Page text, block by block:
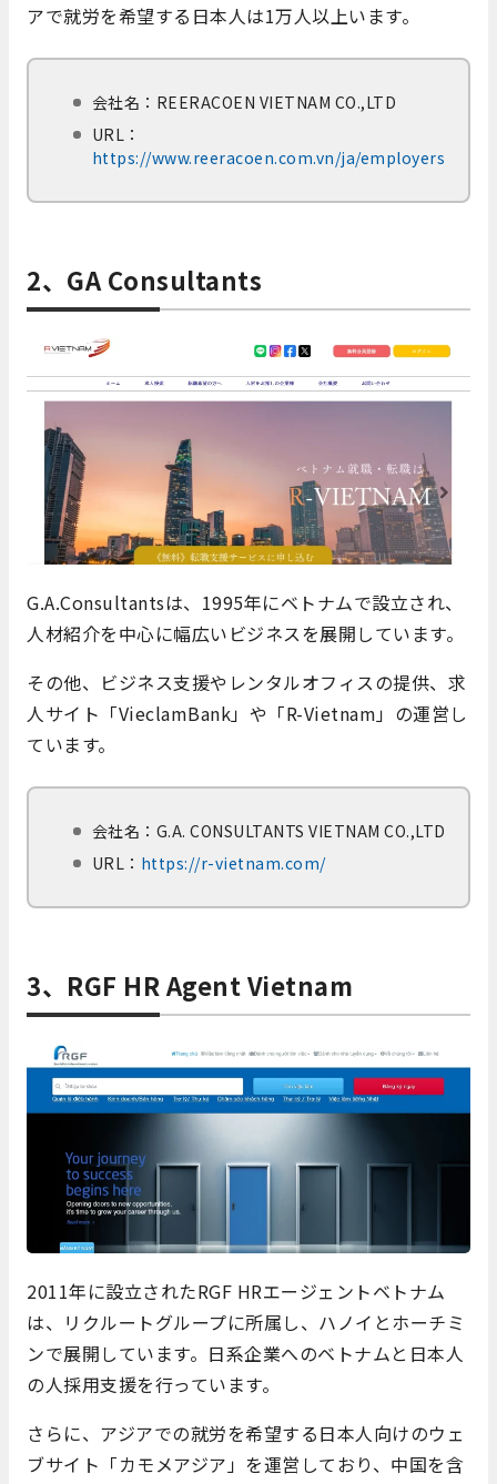
アで就労を希望する日本人は1万人以上います。
会社名：REERACOEN VIETNAM CO.,LTD
URL：
https://www.reeracoen.com.vn/ja/employers
2、GA Consultants
G.A.Consultantsは、1995年にベトナムで設立され、
人材紹介を中心に幅広いビジネスを展開しています。
その他、ビジネス支援やレンタルオフィスの提供、求
人サイト「VieclamBank」や「R-Vietnam」の運営し
ています。
会社名：G.A. CONSULTANTS VIETNAM CO.,LTD
URL： https://r-vietnam.com/
3、RGF HR Agent Vietnam
2011年に設立されたRGF HRエージェントベトナム
は、リクルートグループに所属し、ハノイとホーチミ
ンで展開しています。日系企業へのベトナムと日本人
の人採用支援を行っています。
さらに、アジアでの就労を希望する日本人向けのウェ
ブサイト「カモメアジア」を運営しており、中国を含